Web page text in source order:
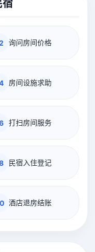
宿
询问房间价格
房间设施求助
打扫房间服务
民宿入住登记
酒店退房结账